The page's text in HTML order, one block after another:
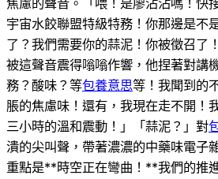
焦慮的聲音。「喂！是廖沾沾嗎！快
宇宙水餃聯盟特級特務！你那邊是不
了？我們需要你的蒜泥！你被徵召了
被這聲音震得嗡嗡作響，他捏著對講
務？酸味？等包養意思等！我聞到的
脹的焦慮味！還有，我現在走不開！
三小時的溫和震動！」「蒜泥？」對
潰的尖叫聲，帶著濃濃的中藥味電子
重點是**時空正在彎曲！**我們的推